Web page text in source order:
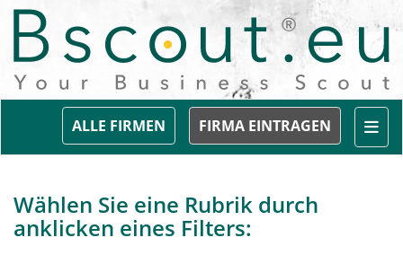
FIRMA EINTRAGEN
ALLE FIRMEN
Wählen Sie eine Rubrik durch
anklicken eines Filters: